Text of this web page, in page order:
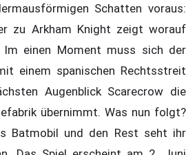
Schatten voraus:
zu Arkham Knight zeigt worauf
einen Moment muss sich der
einem spanischen Rechtsstreit
Augenblick Scarecrow die
übernimmt. Was nun folgt?
Batmobil und den Rest seht ihr